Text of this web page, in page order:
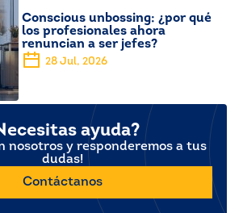
Conscious unbossing: ¿por qué
los profesionales ahora
renuncian a ser jefes?
28 Jul, 2026
ayuda?
nosotros y responderemos a tus
dudas!
Contáctanos